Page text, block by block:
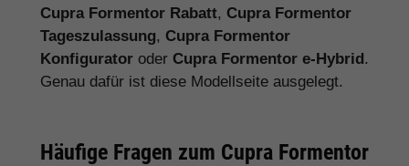
Cupra Formentor Rabatt, Cupra Formentor
Tageszulassung, Cupra Formentor
Konfigurator oder Cupra Formentor e-Hybrid.
Genau dafür ist diese Modellseite ausgelegt.
Häufige Fragen zum Cupra Formentor